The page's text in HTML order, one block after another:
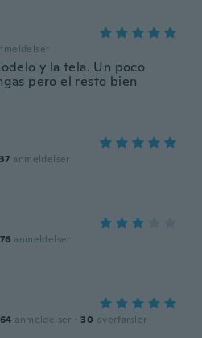
y la tela. Un poco
pero el resto bien
37 anmeldelser
76 anmeldelser
64 anmeldelser · 30 overførsler